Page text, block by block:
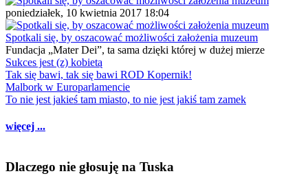
poniedziałek, 10 kwietnia 2017 18:04
Spotkali się, by oszacować możliwości założenia muzeum
Fundacja „Mater Dei”, ta sama dzięki której w dużej mierze
Sukces jest (z) kobietą
Tak się bawi, tak się bawi ROD Kopernik!
Malbork w Europarlamencie
To nie jest jakieś tam miasto, to nie jest jakiś tam zamek
więcej ...
Dlaczego nie głosuję na Tuska